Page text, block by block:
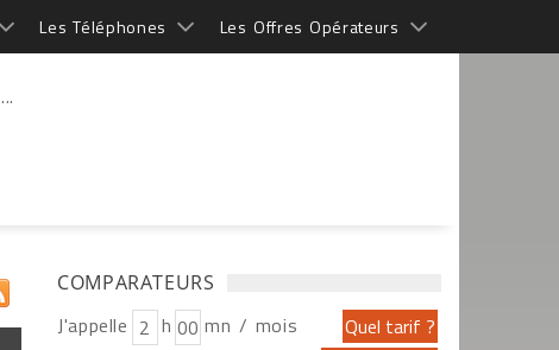
Les Téléphones Les Offres Opérateurs
...
COMPARATEURS
J'appelle h
mn / mois